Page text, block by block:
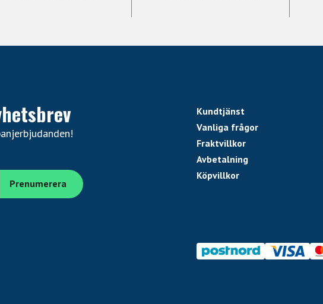
Kundtjänst
Vanliga frågor
Fraktvillkor
Avbetalning
Köpvillkor